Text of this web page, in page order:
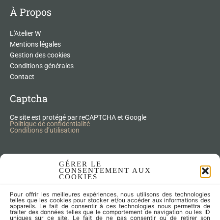
GÉRER LE
CONSENTEMENT AUX
COOKIES
Pour offrir les meilleures expériences, nous utilisons des technologies
telles que les cookies pour stocker et/ou accéder aux informations des
appareils. Le fait de consentir à ces technologies nous permettra de
traiter des données telles que le comportement de navigation ou les ID
uniques sur ce site. Le fait de ne pas consentir ou de retirer son
À Propos
L'Atelier W
Mentions légales
Gestion des cookies
Conditions générales
Contact
Captcha
Ce site est protégé par reCAPTCHA et Google
Politique de confidentialité
Conditions d’utilisation
Nos Produits Upcycling
Articles zéro déchet
Fleurs séchées
Lampes